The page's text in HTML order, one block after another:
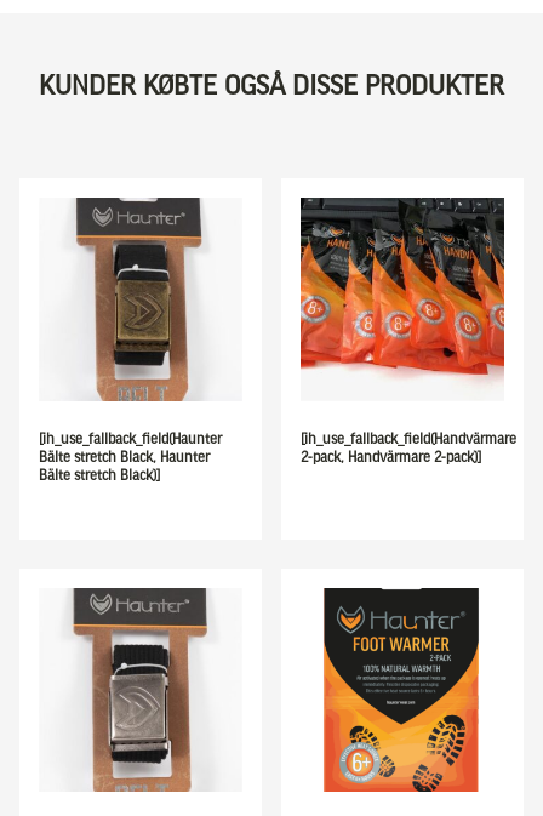
KUNDER KØBTE OGSÅ DISSE PRODUKTER
[ih_use_fallback_field(Haunter
Bälte stretch Black, Haunter
Bälte stretch Black)]
[ih_use_fallback_field(Handvärmare
2-pack, Handvärmare 2-pack)]